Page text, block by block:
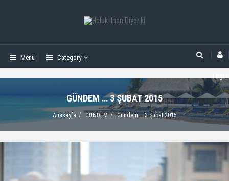
Menu Category
GÜNDEM … 3 ŞUBAT 2015
Anasayfa GÜNDEM Gündem … 3 Şubat 2015